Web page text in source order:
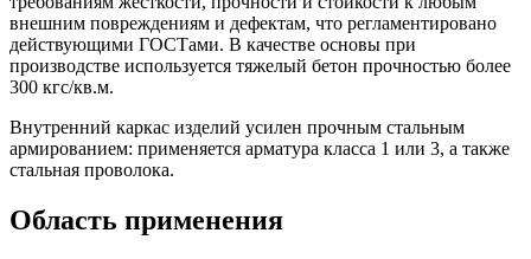
внешним повреждениям и дефектам, что регламентировано
действующими ГОСТами. В качестве основы при
производстве используется тяжелый бетон прочностью более
300 кгс/кв.м.
Внутренний каркас изделий усилен прочным стальным
армированием: применяется арматура класса 1 или 3, а также
стальная проволока.
Область применения